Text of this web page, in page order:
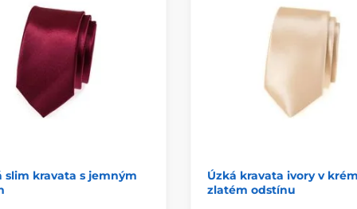
slim kravata s jemným
Úzká kravata ivory v
zlatém odstínu